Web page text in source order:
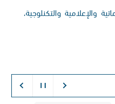
والإعلامية والتكنلوجية،